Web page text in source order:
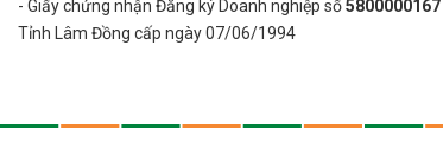
- Giấy chứng nhận Đăng ký Doanh nghiệp số5800000167
Tỉnh Lâm Đồng cấp ngày 07/06/1994